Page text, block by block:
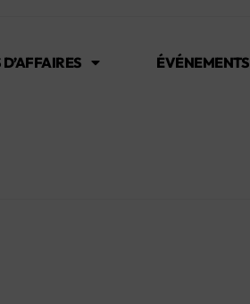
ÉVÉNEMENTS